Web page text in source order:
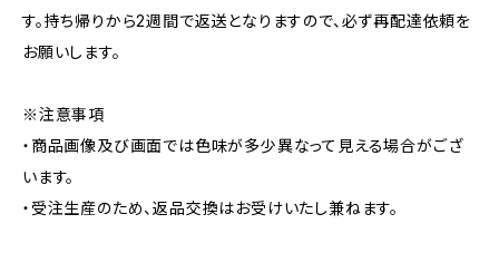
す。持ち帰りから2週間で返送となりますので、必ず再配達依頼を
お願いします。
※注意事項
・商品画像及び画面では色味が多少異なって見える場合がござ
います。
・受注生産のため、返品交換はお受けいたし兼ねます。